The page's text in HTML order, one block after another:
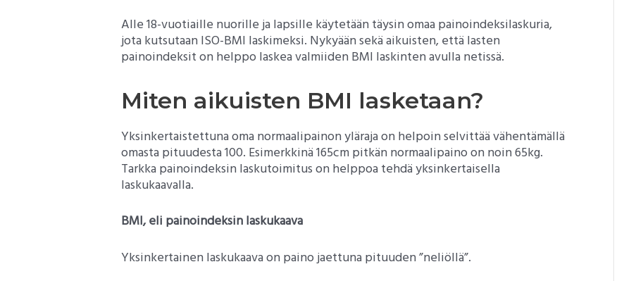
Alle 18-vuotiaille nuorille ja lapsille käytetään täysin omaa painoindeksilaskuria,
jota kutsutaan ISO-BMI laskimeksi. Nykyään sekä aikuisten, että lasten
painoindeksit on helppo laskea valmiiden BMI laskinten avulla netissä.
Miten aikuisten BMI lasketaan?
Yksinkertaistettuna oma normaalipainon yläraja on helpoin selvittää vähentämällä
omasta pituudesta 100. Esimerkkinä 165cm pitkän normaalipaino on noin 65kg.
Tarkka painoindeksin laskutoimitus on helppoa tehdä yksinkertaisella
laskukaavalla.
BMI, eli painoindeksin laskukaava
Yksinkertainen laskukaava on paino jaettuna pituuden ”neliöllä”.